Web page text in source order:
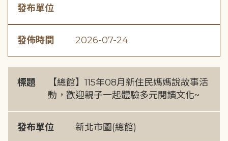
發布單位
發佈時間 2026-07-24
標題
【總館】115年08月新住民媽媽說故事活
動，歡迎親子一起體驗多元閱讀文化~
發布單位 新北市圖(總館)